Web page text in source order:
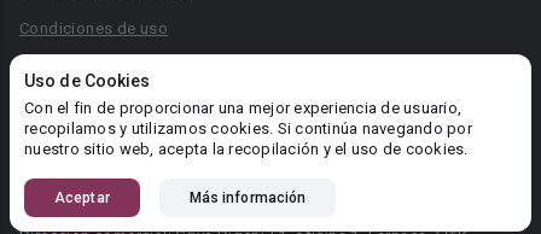
Uso de Cookies
Con el fin de proporcionar una mejor experiencia de usuario,
recopilamos y utilizamos cookies. Si continúa navegando por
nuestro sitio web, acepta la recopilación y el uso de cookies.
Aceptar Más información
Condiciones de uso
Reglas para la publicación de libros
Área RR.PP.: pr@booknet.com
© 2026 Booknet. Todos los derechos reservados.